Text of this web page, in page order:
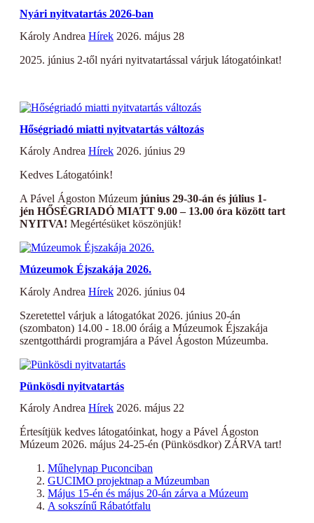
Nyári nyitvatartás 2026-ban
Károly Andrea Hírek 2026. május 28
2025. június 2-től nyári nyitvatartással várjuk látogatóinkat!
Hőségriadó miatti nyitvatartás változás
Károly Andrea Hírek 2026. június 29
Kedves Látogatóink!
A Pável Ágoston Múzeum június 29-30-án és július 1-
jén HŐSÉGRIADÓ MIATT 9.00 – 13.00 óra között tart
NYITVA! Megértésüket köszönjük!
Múzeumok Éjszakája 2026.
Károly Andrea Hírek 2026. június 04
Szeretettel várjuk a látogatókat 2026. június 20-án
(szombaton) 14.00 - 18.00 óráig a Múzeumok Éjszakája
szentgotthárdi programjára a Pável Ágoston Múzeumba.
Pünkösdi nyitvatartás
Károly Andrea Hírek 2026. május 22
Értesítjük kedves látogatóinkat, hogy a Pável Ágoston
Múzeum 2026. május 24-25-én (Pünkösdkor) ZÁRVA tart!
Műhelynap Puconciban
GUCIMO projektnap a Múzeumban
Május 15-én és május 20-án zárva a Múzeum
A sokszínű Rábatótfalu